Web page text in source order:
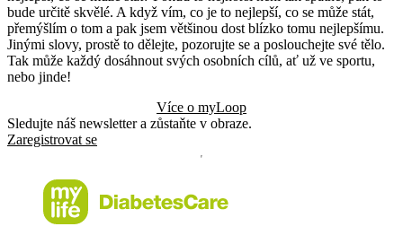
bude určitě skvělé. A když vím, co je to nejlepší, co se může stát,
přemýšlím o tom a pak jsem většinou dost blízko tomu nejlepšímu.
Jinými slovy, prostě to dělejte, pozorujte se a poslouchejte své tělo.
Tak může každý dosáhnout svých osobních cílů, ať už ve sportu,
nebo jinde!
Více o myLoop
Sledujte náš newsletter a zůstaňte v obraze.
Zaregistrovat se